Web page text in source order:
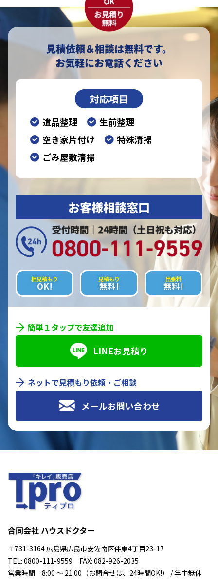
見積依頼＆相談は無料です。
お気軽にお電話ください
対応項目
遺品整理
生前整理
空き家片付け
特殊清掃
ごみ屋敷清掃
お客様相談窓口
相見積もり
OK!
見積もり
無料!
出張料
無料!
簡単１タップで友達追加
LINEお見積り
ネットで見積もり依頼・ご相談
メールお問い合わせ
合同会社 ハウスドクター
〒731-3164 広島県広島市安佐南区伴東4丁目23-17
TEL: 0800-111-9559 FAX: 082-926-2035
営業時間 8:00 ～ 21:00（お問合せは、24時間OK!） / 年中無休